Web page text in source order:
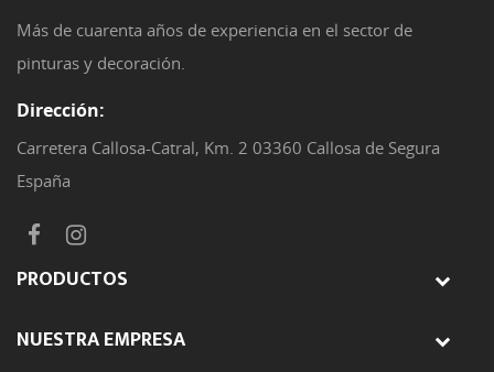
Más de cuarenta años de experiencia en el sector de
pinturas y decoración.
Dirección:
Carretera Callosa-Catral, Km. 2 03360 Callosa de Segura
España
PRODUCTOS
NUESTRA EMPRESA